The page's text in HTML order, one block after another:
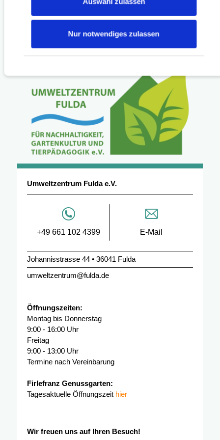
Nur notwendiges zulassen
Umweltzentrum Fulda e.V.
+49 661 102 4399 E-Mail
Johannisstrasse 44 • 36041 Fulda
umweltzentrum@fulda.de
Öffnungszeiten:
Montag bis Donnerstag
9:00 - 16:00 Uhr
Freitag
9:00 - 13:00 Uhr
Termine nach Vereinbarung
Firlefranz Genussgarten:
Tagesaktuelle Öffnungszeit hier
Wir freuen uns auf Ihren Besuch!